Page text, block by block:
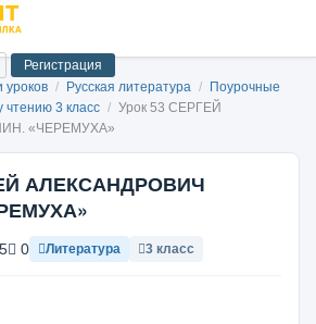
Регистрация
уроков / Русская литература /
Поурочные
3 класс / Урок 53 СЕРГЕЙ
«ЧЕРЕМУХА»
АЛЕКСАНДРОВИЧ
0 Литература 3 класс